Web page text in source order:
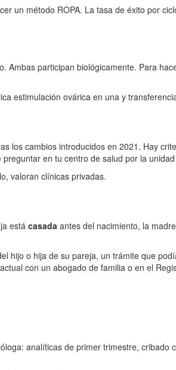
un método ROPA. La tasa de éxito por
participan biológicamente. Para
estimulación ovárica en una y
los cambios introducidos en 2021. Hay
en tu centro de salud por la
valoran clínicas privadas.
está casada antes del nacimiento, la
hijo o hija de su pareja, un trámite que
con un abogado de familia o en el
analíticas de primer trimestre, cribado